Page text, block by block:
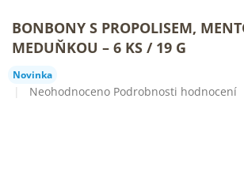
BONBONY S PROPOLISEM,
MEDUŇKOU – 6 KS / 19 G
Novinka
Průměrné
Neohodnoceno Podrobnosti hodnocení